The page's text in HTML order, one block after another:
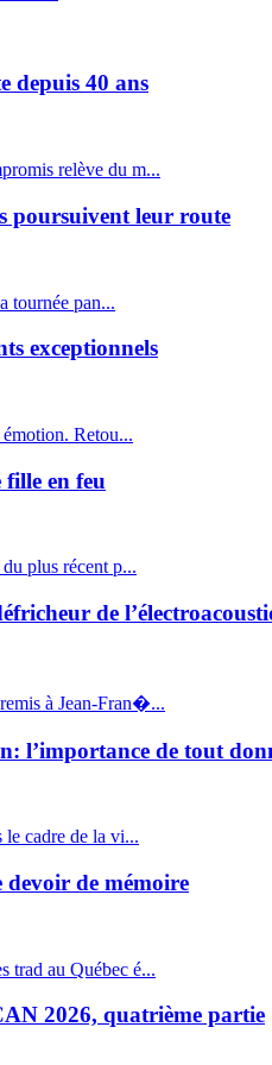
depuis 40 ans
relève du m...
poursuivent leur route
tournée pan...
exceptionnels
Retou...
en feu
plus récent p...
de
à Jean-Fran�...
l’importance de tout
le cadre de la vi...
de mémoire
trad au Québec é...
2026, quatrième partie